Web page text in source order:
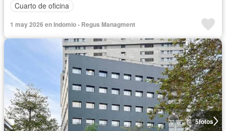
Cuarto de oficina
1 may 2026 en Indomio - Regus Managment
5fotos